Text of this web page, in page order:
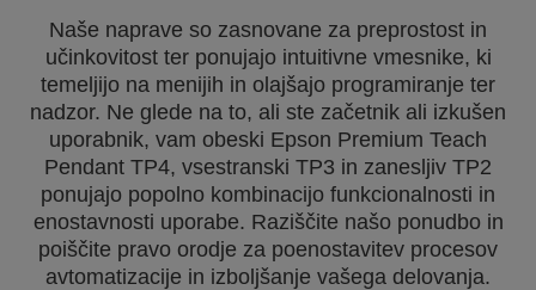
Naše naprave so zasnovane za preprostost in
učinkovitost ter ponujajo intuitivne vmesnike, ki
temeljijo na menijih in olajšajo programiranje ter
nadzor. Ne glede na to, ali ste začetnik ali izkušen
uporabnik, vam obeski Epson Premium Teach
Pendant TP4, vsestranski TP3 in zanesljiv TP2
ponujajo popolno kombinacijo funkcionalnosti in
enostavnosti uporabe. Raziščite našo ponudbo in
poiščite pravo orodje za poenostavitev procesov
avtomatizacije in izboljšanje vašega delovanja.